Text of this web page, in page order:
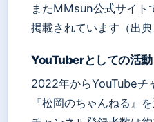
またMMsun公式サイト
掲載されています（出典
YouTuberとしての活動
2022年からYouTubeチ
『松岡のちゃんねる』